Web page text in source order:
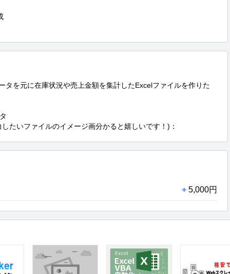
タを元に在庫状況や売上金額を集計したExcelファイルを作りた
たいファイルのイメージ画分かると嬉しいです！)：
+ 5,000円